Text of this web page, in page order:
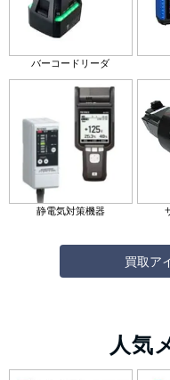
バーコードリーダ
静電気対策機器
買取ア
人気